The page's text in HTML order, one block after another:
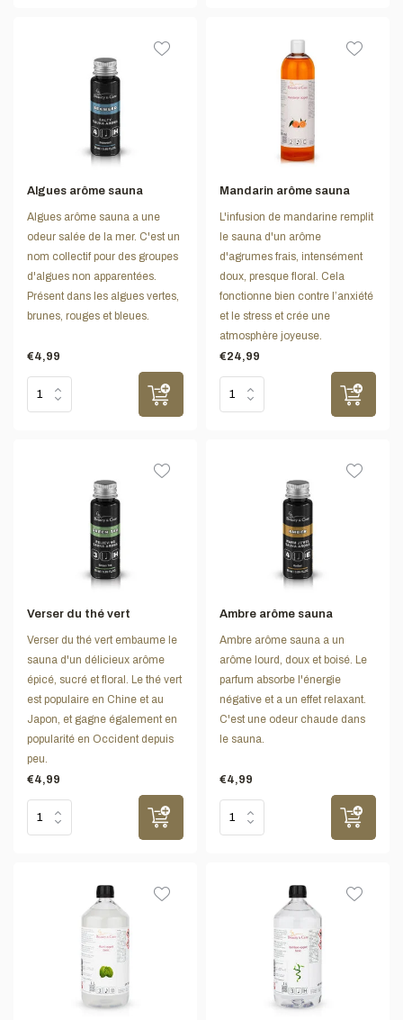
Algues arôme sauna
Algues arôme sauna a une
odeur salée de la mer. C'est un
nom collectif pour des groupes
d'algues non apparentées.
Présent dans les algues vertes,
brunes, rouges et bleues.
€4,99
Mandarin arôme sauna
L'infusion de mandarine remplit
le sauna d'un arôme
d'agrumes frais, intensément
doux, presque floral. Cela
fonctionne bien contre l’anxiété
et le stress et crée une
atmosphère joyeuse.
€24,99
Verser du thé vert
Verser du thé vert embaume le
sauna d'un délicieux arôme
épicé, sucré et floral. Le thé vert
est populaire en Chine et au
Japon, et gagne également en
popularité en Occident depuis
peu.
€4,99
Ambre arôme sauna
Ambre arôme sauna a un
arôme lourd, doux et boisé. Le
parfum absorbe l'énergie
négative et a un effet relaxant.
C'est une odeur chaude dans
le sauna.
€4,99